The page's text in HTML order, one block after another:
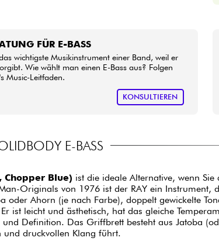
FÜR E-BASS
wichtigste Musikinstrument einer Band, weil er
Wie wählt man einen E-Bass aus? Folgen
Music-Leitfaden.
KONSULTIEREN
E-BASS
Chopper Blue) ist die ideale Alternative, wenn
Originals von 1976 ist der RAY ein Instrument,
Ahorn (je nach Farbe), doppelt gewickelte
ist leicht und ästhetisch, hat das gleiche
Definition. Das Griffbrett besteht aus Jatoba
und druckvollen Klang führt.